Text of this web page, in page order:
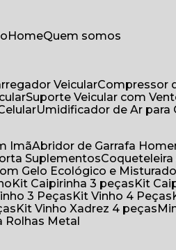
Home
Quem somos
Veicular Compressor
Suporte Veicular com
Umidificador de Ar para
Imã
Abridor de Garrafa
Suplementos
Gelo Ecológico e
Kit Caipirinha 3 peças Kit
3 Peças Kit Vinho 4 Peças
Kit Vinho Xadrez 4 peças
Rolhas Metal